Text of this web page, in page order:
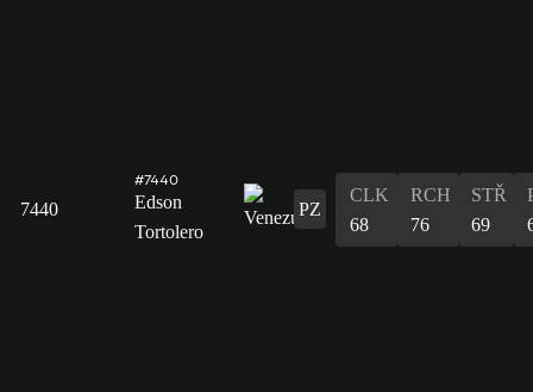
7440
#7440
Edson
Tortolero
PZ
CLK
68
RCH
76
STŘ
69